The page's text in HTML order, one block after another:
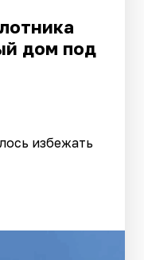
дом под
избежать